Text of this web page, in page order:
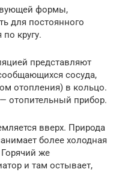
формы,
для постоянного
кругу.
представляют
сосуда,
отопления) в кольцо.
отопительный прибор.
вверх. Природа
более холодная
же
и там остывает,